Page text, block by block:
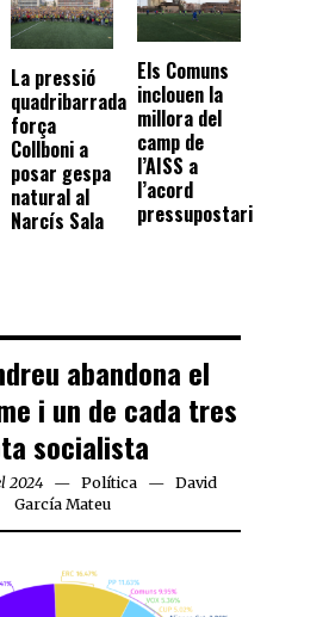
La pressió
quadribarrada
força
Collboni a
posar gespa
natural al
Narcís Sala
Els Comuns
inclouen la
millora del
camp de
l’AISS a
l’acord
pressupostari
abandona el
i un de cada tres
socialista
2024 Política
David
García Mateu